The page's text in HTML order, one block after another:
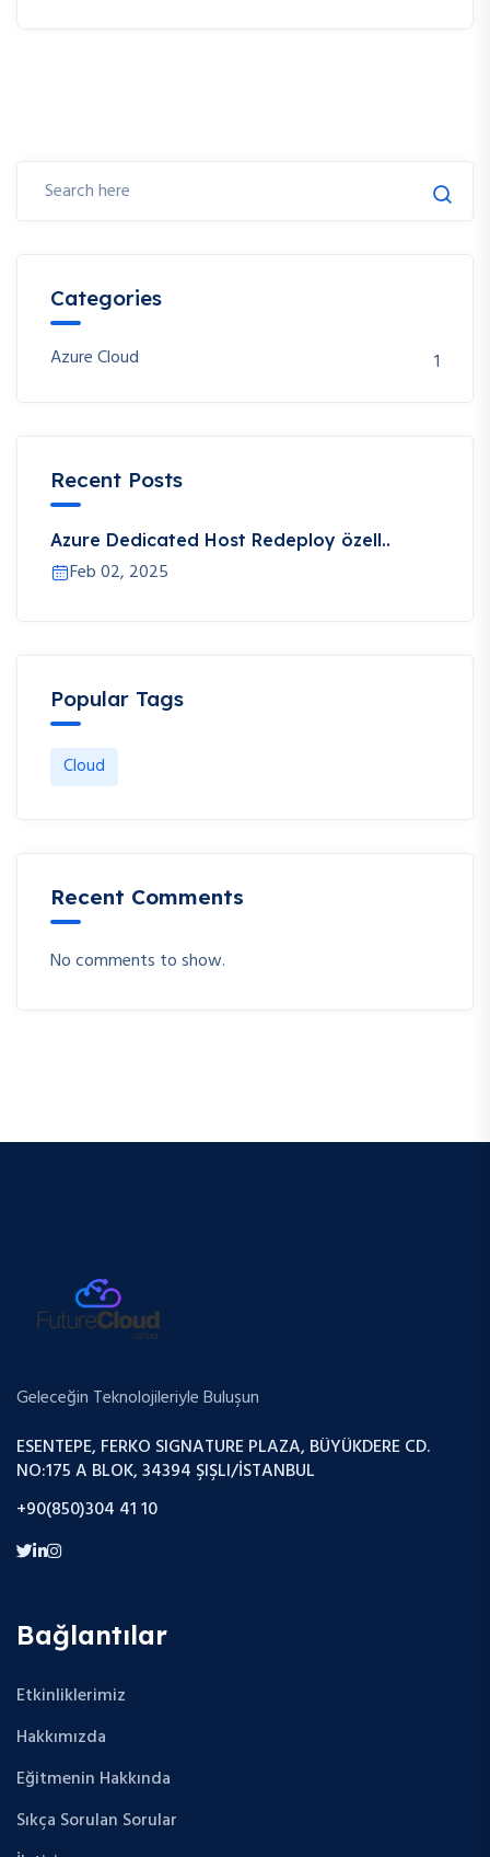
Categories
Azure Cloud 1
Recent Posts
Azure Dedicated Host Redeploy özell..
Feb 02, 2025
Popular Tags
Cloud
Recent Comments
No comments to show.
Geleceğin Teknolojileriyle Buluşun
ESENTEPE, FERKO SIGNATURE PLAZA, BÜYÜKDERE CD.
NO:175 A BLOK, 34394 ŞIŞLI/İSTANBUL
+90(850)304 41 10
Bağlantılar
Etkinliklerimiz
Hakkımızda
Eğitmenin Hakkında
Sıkça Sorulan Sorular